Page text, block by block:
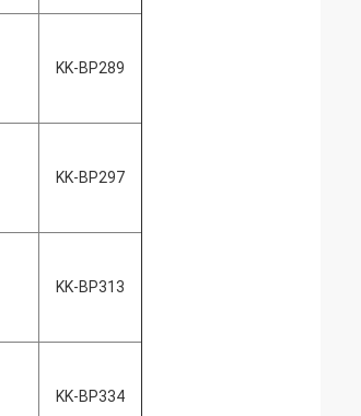
KK-BP289
KK-BP297
KK-BP313
KK-BP334